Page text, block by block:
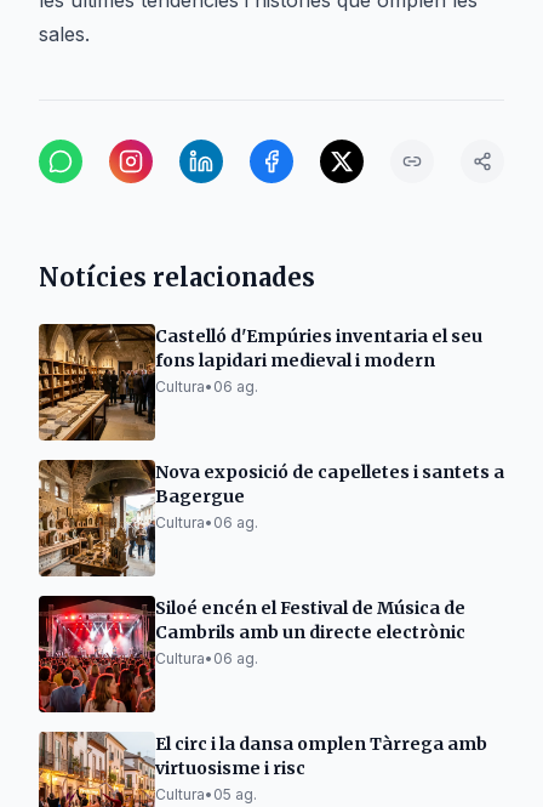
sales.
Notícies relacionades
Castelló d'Empúries inventaria el seu
fons lapidari medieval i modern
Cultura• 06 ag.
Nova exposició de capelletes i santets a
Bagergue
Cultura• 06 ag.
Siloé encén el Festival de Música de
Cambrils amb un directe electrònic
Cultura• 06 ag.
El circ i la dansa omplen Tàrrega amb
virtuosisme i risc
Cultura• 05 ag.